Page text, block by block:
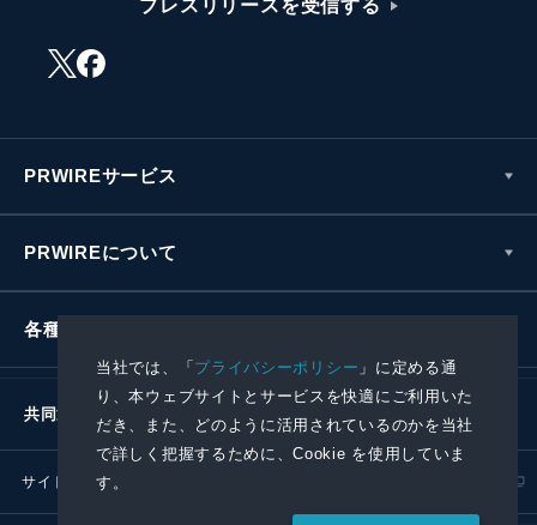
当社では、「プライバシーポリシー 」に定める通
り、本ウェブサイトとサービスを快適にご利用いた
だき、また、どのように活用されているのかを当社
で詳しく把握するために、Cookie を使用していま
す。
プレスリリースを受信する
PRWIREサービス
PRWIREについて
各種お問い合わせ
共同通信社グループ
サイトポリシー